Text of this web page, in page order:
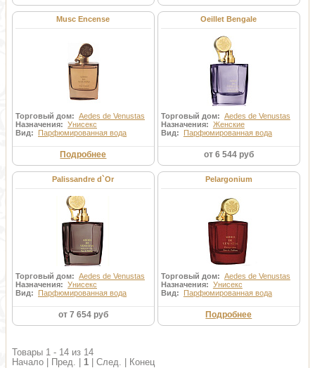
Musc Encense
Торговый дом: Aedes de Venustas
Назначения: Унисекс
Вид: Парфюмированная вода
Подробнее
Oeillet Bengale
Торговый дом: Aedes de Venustas
Назначения: Женские
Вид: Парфюмированная вода
от 6 544 руб
Palissandre d`Or
Торговый дом: Aedes de Venustas
Назначения: Унисекс
Вид: Парфюмированная вода
от 7 654 руб
Pelargonium
Торговый дом: Aedes de Venustas
Назначения: Унисекс
Вид: Парфюмированная вода
Подробнее
Товары 1 - 14 из 14
Начало | Пред. | 1 | След. | Конец